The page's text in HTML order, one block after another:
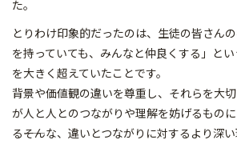
た。
とりわけ印象的だったのは、生徒の皆さん
を持っていても、みんなと仲良くする」と
を大きく超えていたことです。
背景や価値観の違いを尊重し、それらを大
が人と人とのつながりや理解を妨げるもの
る――そんな、違いとつながりに対するより深